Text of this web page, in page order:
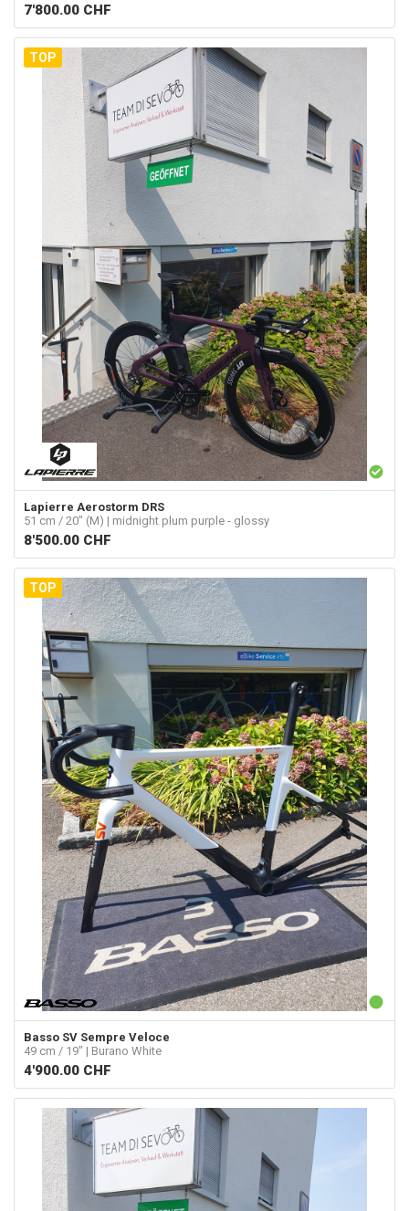
7'800.00 CHF
TOP
Lapierre Aerostorm DRS
51 cm / 20" (M) | midnight plum purple - glossy
8'500.00 CHF
TOP
Basso SV Sempre Veloce
49 cm / 19" | Burano White
4'900.00 CHF